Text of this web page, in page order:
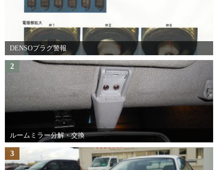
DENSOプラグ警報
2
ルームミラー分解・交換
3